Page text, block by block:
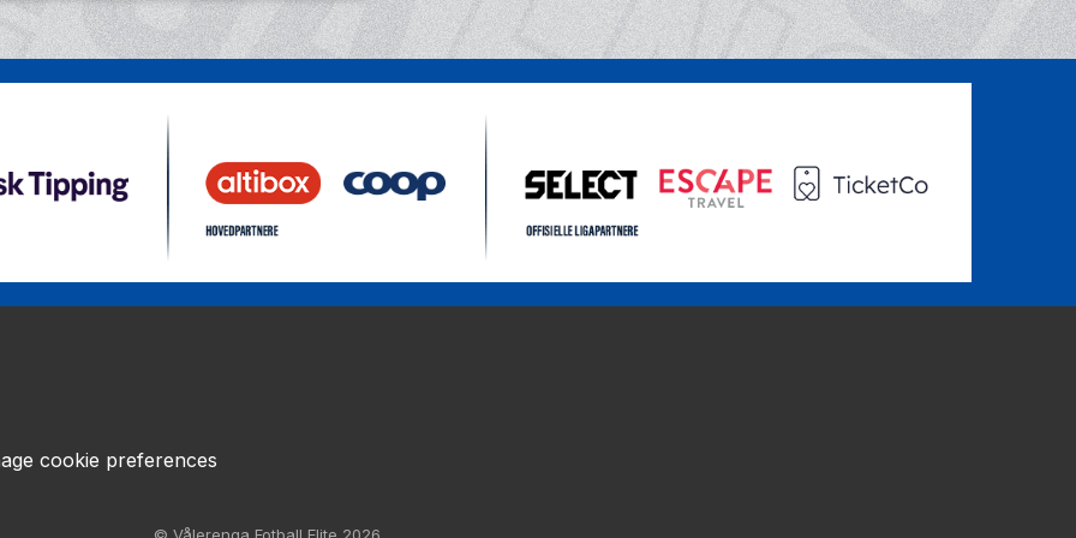
cookie preferences